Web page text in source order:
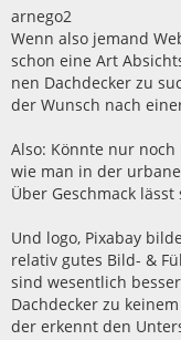
r
a
g
arnego2
Wenn also jemand
schon eine Art
nen Dachdecker zu
der Wunsch nach
Also: Könnte nur
wie man in der
Über Geschmack lässt
Und logo, Pixabay
relativ gutes Bild- &
sind wesentlich
Dachdecker zu
der erkennt den